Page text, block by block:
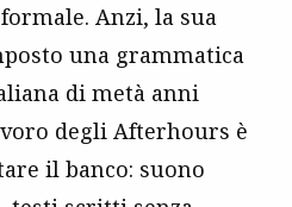
Anzi, la sua
una grammatica
di metà anni
degli Afterhours è
il banco: suono